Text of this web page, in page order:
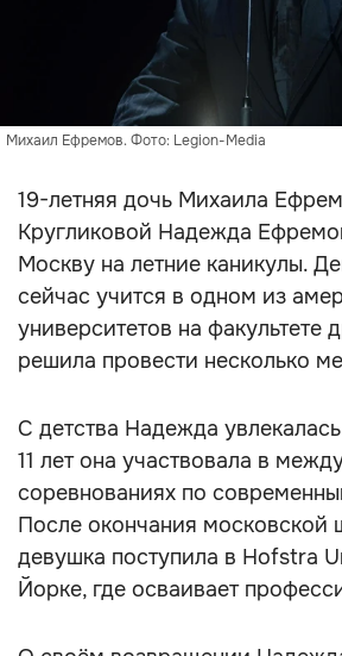
Михаил Ефремов. Фото: Legion-Media
19-летняя дочь Михаила
Кругликовой Надежда
Москву на летние каникулы.
сейчас учится в одном из
университетов на факультете
решила провести несколько
С детства Надежда
11 лет она участвовала в
соревнованиях по
После окончания
девушка поступила в Hofstra
Йорке, где осваивает